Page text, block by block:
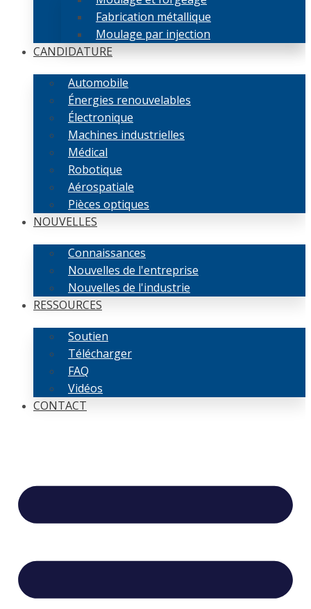
Fabrication métallique
Moulage par injection
CANDIDATURE
Automobile
Énergies renouvelables
Électronique
Machines industrielles
Médical
Robotique
Aérospatiale
Pièces optiques
NOUVELLES
Connaissances
Nouvelles de l'entreprise
Nouvelles de l'industrie
RESSOURCES
Soutien
Télécharger
FAQ
Vidéos
CONTACT